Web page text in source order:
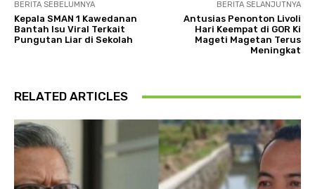
BERITA SEBELUMNYA
Kepala SMAN 1 Kawedanan
Bantah Isu Viral Terkait
Pungutan Liar di Sekolah
BERITA SELANJUTNYA
Antusias Penonton Livoli
Hari Keempat di GOR Ki
Mageti Magetan Terus
Meningkat
RELATED ARTICLES